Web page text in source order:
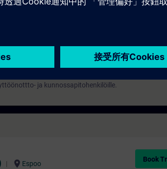
ja kunnossapitohenkilöille.
location_on Espoo
Book